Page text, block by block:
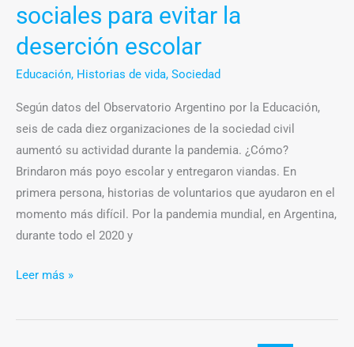
sociales para evitar la
deserción escolar
Educación, Historias de vida, Sociedad
Según datos del Observatorio Argentino por la Educación,
seis de cada diez organizaciones de la sociedad civil
aumentó su actividad durante la pandemia. ¿Cómo?
Brindaron más poyo escolar y entregaron viandas. En
primera persona, historias de voluntarios que ayudaron en el
momento más difícil. Por la pandemia mundial, en Argentina,
durante todo el 2020 y
Leer más »